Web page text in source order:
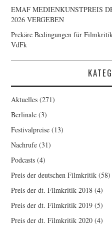
EMAF MEDIENKUNSTPREIS
2026 VERGEBEN
Prekäre Bedingungen für
VdFk
Aktuelles (271)
Berlinale (3)
Festivalpreise (13)
Nachrufe (31)
Podcasts (4)
Preis der deutschen Filmkritik (58)
Preis der dt. Filmkritik 2018 (4)
Preis der dt. Filmkritik 2019 (5)
Preis der dt. Filmkritik 2020 (4)